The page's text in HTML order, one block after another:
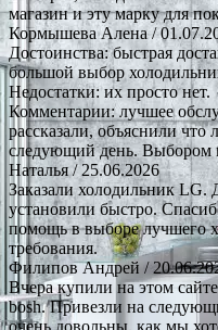
магазин и эту марку для
Кормышева Алена/
Достоинства: быстрая
большой выбор
Недостатки: их просто нет.
Комментарии: лучшее
рассказали, объяснили что
следующий день. Выбором
Наталья/ 25.06.2026
Заказали холодильник LG.
установили быстро.
помощь в выборе лучшего
требования.
Филипов Андрей /
Вчера купили на этом
bosh. Привезли на
очень довольны, как мы